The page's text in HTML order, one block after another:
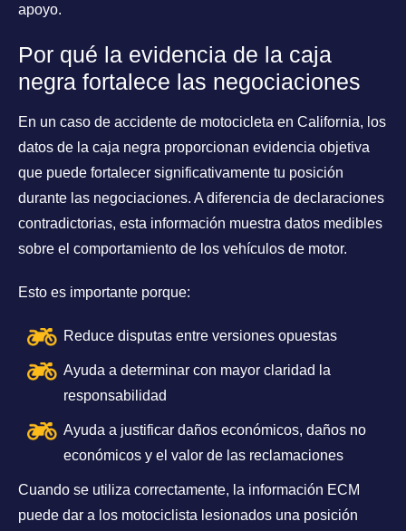
apoyo.
Por qué la evidencia de la caja
negra fortalece las negociaciones
En un caso de accidente de motocicleta en California, los
datos de la caja negra proporcionan evidencia objetiva
que puede fortalecer significativamente tu posición
durante las negociaciones. A diferencia de declaraciones
contradictorias, esta información muestra datos medibles
sobre el comportamiento de los vehículos de motor.
Esto es importante porque:
Reduce disputas entre versiones opuestas
Ayuda a determinar con mayor claridad la
responsabilidad
Ayuda a justificar daños económicos, daños no
económicos y el valor de las reclamaciones
Cuando se utiliza correctamente, la información ECM
puede dar a los motociclista lesionados una posición